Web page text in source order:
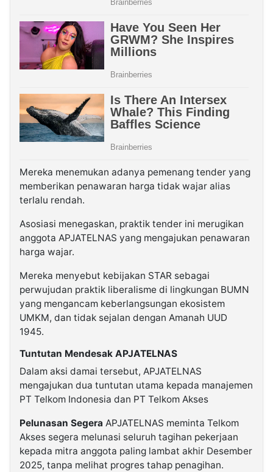
Mereka menemukan adanya pemenang tender yang
memberikan penawaran harga tidak wajar alias
terlalu rendah.
Asosiasi menegaskan, praktik tender ini merugikan
anggota APJATELNAS yang mengajukan penawaran
harga wajar.
Mereka menyebut kebijakan STAR sebagai
perwujudan praktik liberalisme di lingkungan BUMN
yang mengancam keberlangsungan ekosistem
UMKM, dan tidak sejalan dengan Amanah UUD
1945.
Tuntutan Mendesak APJATELNAS
Dalam aksi damai tersebut, APJATELNAS
mengajukan dua tuntutan utama kepada manajemen
PT Telkom Indonesia dan PT Telkom Akses
Pelunasan Segera APJATELNAS meminta Telkom
Akses segera melunasi seluruh tagihan pekerjaan
kepada mitra anggota paling lambat akhir Desember
2025, tanpa melihat progres tahap penagihan.